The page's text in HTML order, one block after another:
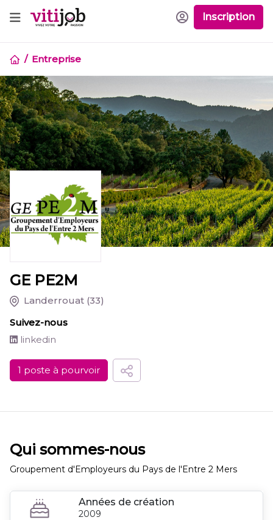
Inscription
Entreprise
GE PE2M
Landerrouat (33)
Suivez-nous
linkedin
1 poste à pourvoir
Qui sommes-nous
Groupement d'Employeurs du Pays de l'Entre 2 Mers
Années de création
2009